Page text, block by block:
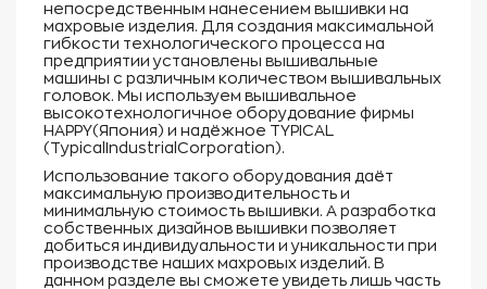
непосредственным нанесением вышивки на
махровые изделия. Для создания максимальной
гибкости технологического процесса на
предприятии установлены вышивальные
машины с различным количеством вышивальных
головок. Мы используем вышивальное
высокотехнологичное оборудование фирмы
HAPPY(Япония) и надёжное TYPICAL
(TypicalIndustrialCorporation).
Использование такого оборудования даёт
максимальную производительность и
минимальную стоимость вышивки. А разработка
собственных дизайнов вышивки позволяет
добиться индивидуальности и уникальности при
производстве наших махровых изделий. В
данном разделе вы сможете увидеть лишь часть